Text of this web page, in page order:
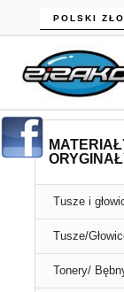
currency_h
POLSKI
Tusze i
Tusze/
Tonery/